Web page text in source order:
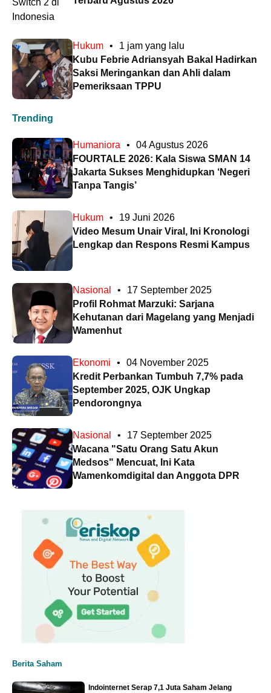
Hukum •
1 jam yang lalu
Kubu Febrie Adriansyah Bakal Hadirkan
Saksi Meringankan dan Ahli dalam
Pemeriksaan TPPU
Trending
Humaniora •
04 Agustus 2026
FOURTALE 2026: Kala Siswa SMAN 14
Jakarta Sukses Menghidupkan ‘Negeri
Tanpa Tangis’
Hukum •
19 Juni 2026
Video Mesum Unair Viral, Ini Kronologi
Lengkap dan Respons Resmi Kampus
Nasional •
17 September 2025
Profil Rohmat Marzuki: Sarjana
Kehutanan dari Magelang yang Menjadi
Wamenhut
Ekonomi •
04 November 2025
Kredit Perbankan Tumbuh 7,7% pada
September 2025, OJK Ungkap
Pendorongnya
Nasional •
17 September 2025
Wacana "Satu Orang Satu Akun
Medsos" Mencuat, Ini Kata
Wamenkomdigital dan Anggota DPR
Berita Saham
Indointernet Serap 7,1 Juta Saham Jelang